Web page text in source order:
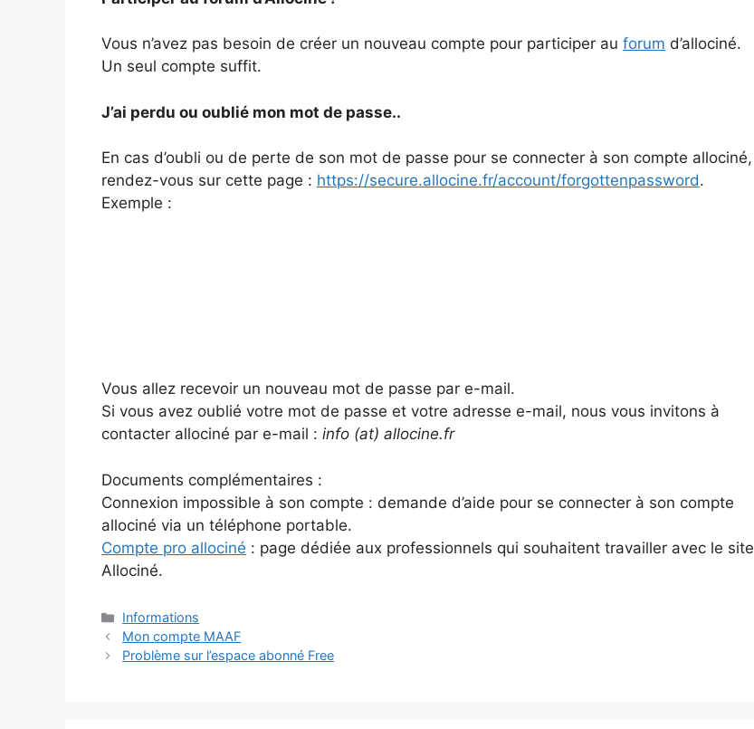
Vous n’avez pas besoin de créer un nouveau compte pour participer au forum d’allociné.
Un seul compte suffit.
J’ai perdu ou oublié mon mot de passe..
En cas d’oubli ou de perte de son mot de passe pour se connecter à son compte allociné,
rendez-vous sur cette page : https://secure.allocine.fr/account/forgottenpassword.
Exemple :
Vous allez recevoir un nouveau mot de passe par e-mail.
Si vous avez oublié votre mot de passe et votre adresse e-mail, nous vous invitons à
contacter allociné par e-mail : info (at) allocine.fr
Documents complémentaires :
Connexion impossible à son compte : demande d’aide pour se connecter à son compte
allociné via un téléphone portable.
Compte pro allociné : page dédiée aux professionnels qui souhaitent travailler avec le site
Allociné.
Catégories
Informations
Mon compte MAAF
Problème sur l’espace abonné Free